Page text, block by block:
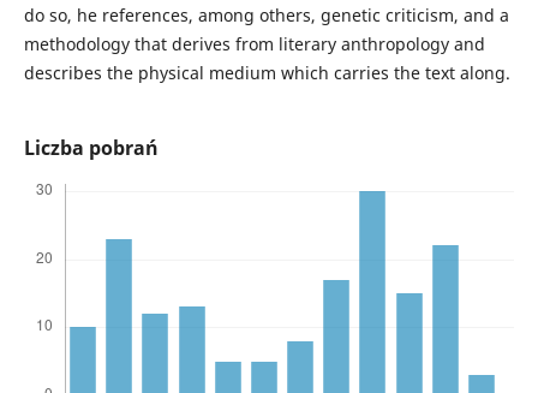
do so, he references, among others, genetic criticism, and a
methodology that derives from literary anthropology and
describes the physical medium which carries the text along.
Liczba pobrań